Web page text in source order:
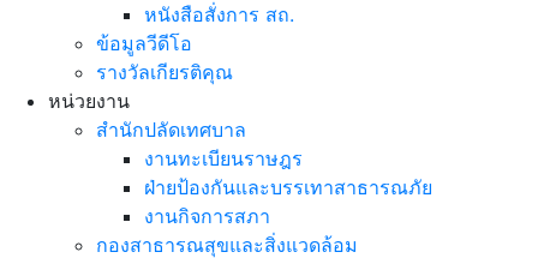
หนังสือสั่งการ สถ.
ข้อมูลวีดีโอ
รางวัลเกียรติคุณ
หน่วยงาน
สำนักปลัดเทศบาล
งานทะเบียนราษฎร
ฝ่ายป้องกันและบรรเทาสาธารณภัย
งานกิจการสภา
กองสาธารณสุขและสิ่งแวดล้อม